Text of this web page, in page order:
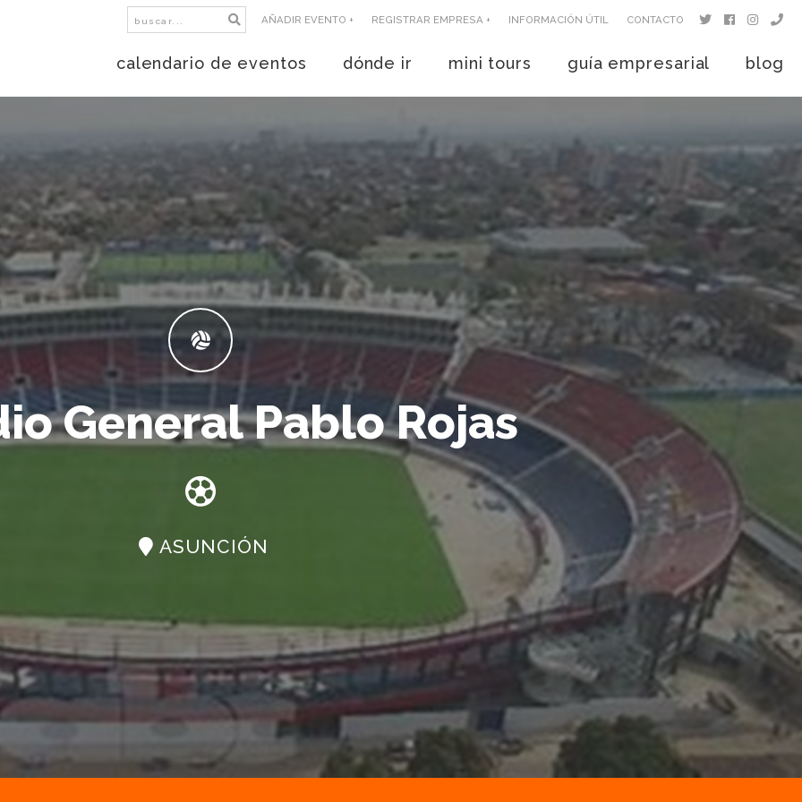
AÑADIR EVENTO + REGISTRAR EMPRESA + INFORMACIÓN ÚTIL CONTACTO
calendario de eventos dónde ir mini tours guía empresarial blog
General Pablo Rojas
ASUNCIÓN